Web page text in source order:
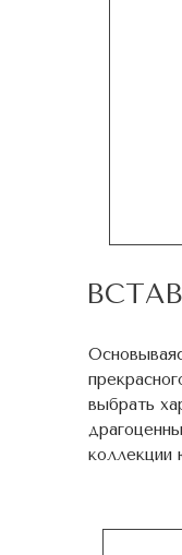
выбрать
коллекции